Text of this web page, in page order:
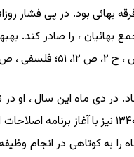
بود. در پی فشار
، را صادر کند.
ش به بعد رو به تیرگی نهاد.
سنا مورد حمله قرار داد ( ایرانیکا ،
را به کوتاهی در انجام